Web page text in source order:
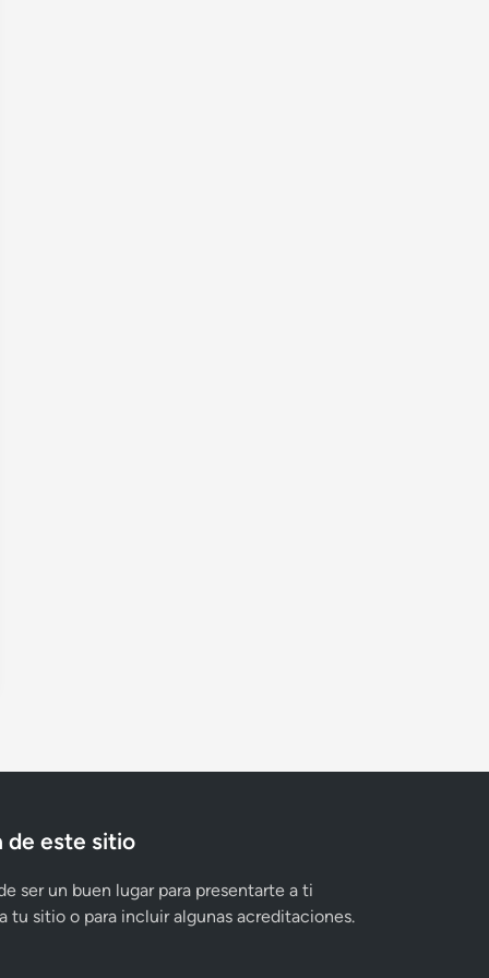
de este sitio
ser un buen lugar para presentarte a ti
tu sitio o para incluir algunas acreditaciones.